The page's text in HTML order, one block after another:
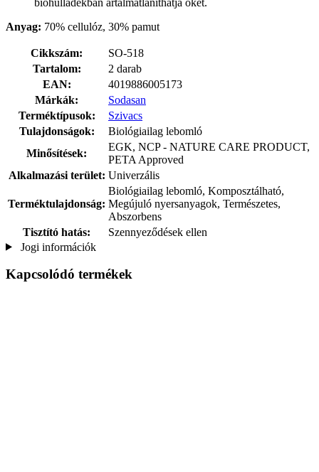
Anyag: 70% cellulóz, 30% pamut
Cikkszám:
SO-518
Tartalom:
2 darab
EAN:
4019886005173
Márkák:
Sodasan
Terméktípusok:
Szivacs
Tulajdonságok:
Biológiailag lebomló
Minősítések:
EGK, NCP - NATURE CARE PRODUCT,
PETA Approved
Alkalmazási terület: Univerzális
Terméktulajdonság:
Biológiailag lebomló, Komposztálható,
Megújuló nyersanyagok, Természetes,
Abszorbens
Tisztító hatás:
Szennyeződések ellen
Jogi információk
Kapcsolódó termékek